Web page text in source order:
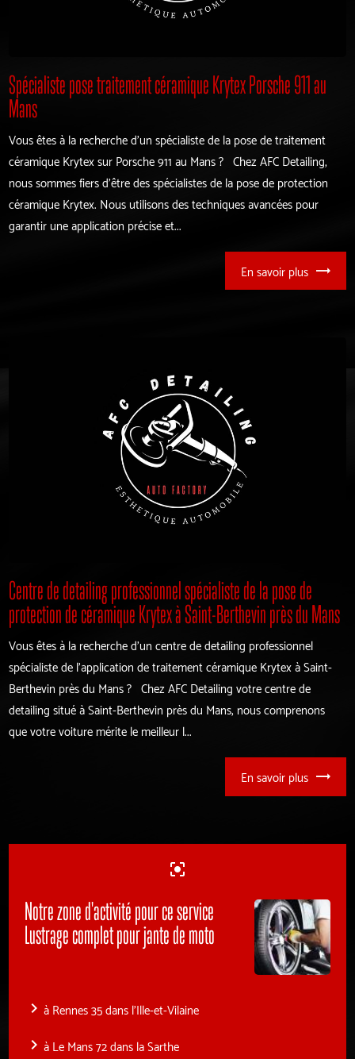
Spécialiste pose traitement céramique Krytex Porsche 911 au
Mans
Vous êtes à la recherche d'un spécialiste de la pose de traitement
céramique Krytex sur Porsche 911 au Mans ? Chez AFC Detailing,
nous sommes fiers d'être des spécialistes de la pose de protection
céramique Krytex. Nous utilisons des techniques avancées pour
garantir une application précise et...
En savoir plus
Centre de detailing professionnel spécialiste de la pose de
protection de céramique Krytex à Saint-Berthevin près du Mans
Vous êtes à la recherche d'un centre de detailing professionnel
spécialiste de l'application de traitement céramique Krytex à Saint-
Berthevin près du Mans ? Chez AFC Detailing votre centre de
detailing situé à Saint-Berthevin près du Mans, nous comprenons
que votre voiture mérite le meilleur l...
En savoir plus
center_focus_strong
Notre zone d'activité pour ce service
Lustrage complet pour jante de moto
navigate_nextà Rennes 35 dans l'Ille-et-Vilaine
navigate_nextà Le Mans 72 dans la Sarthe